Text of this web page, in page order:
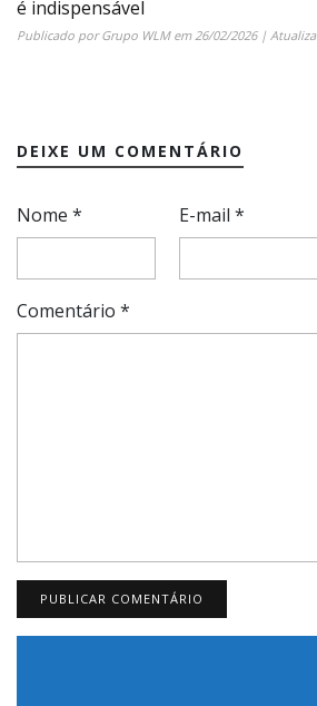
é indispensável
Publicado porGrupo WLMem26/02/2026|
DEIXE UM COMENTÁRIO
Nome * E-mail*
Comentário *